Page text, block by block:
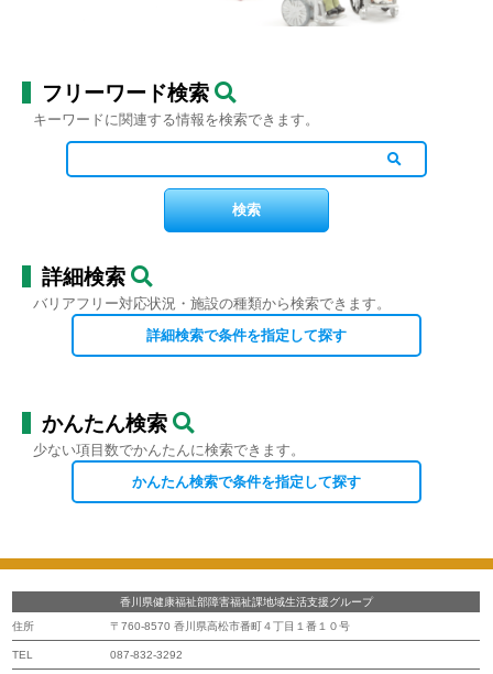
フリーワード検索
キーワードに関連する情報を検索できます。
詳細検索
バリアフリー対応状況・施設の種類から検索できます。
詳細検索で条件を指定して探す
かんたん検索
少ない項目数でかんたんに検索できます。
かんたん検索で条件を指定して探す
香川県健康福祉部障害福祉課地域生活支援グループ
住所
〒760-8570 香川県高松市番町４丁目１番１０号
TEL 087-832-3292